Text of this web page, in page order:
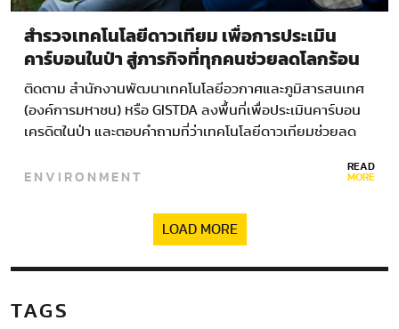
สำรวจเทคโนโลยีดาวเทียม เพื่อการประเมิน
คาร์บอนในป่า สู่ภารกิจที่ทุกคนช่วยลดโลกร้อน
ได้
ติดตาม สำนักงานพัฒนาเทคโนโลยีอวกาศและภูมิสารสนเทศ
(องค์การมหาชน) หรือ GISTDA ลงพื้นที่เพื่อประเมินคาร์บอน
เครดิตในป่า และตอบคำถามที่ว่าเทคโนโลยีดาวเทียมช่วยลด
ENVIRONMENT READ
MORE
LOAD MORE
TAGS